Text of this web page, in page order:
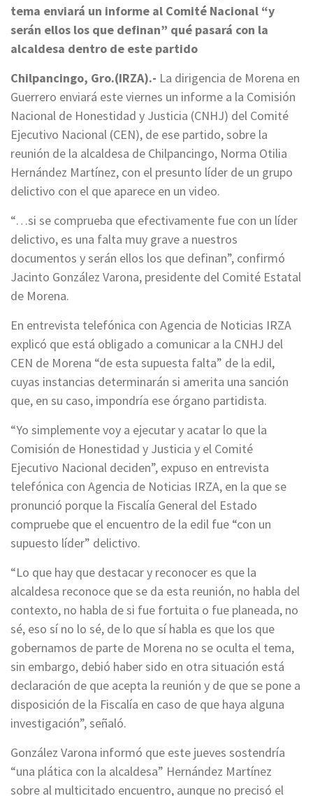
tema enviará un informe al Comité Nacional “y
serán ellos los que definan” qué pasará con la
alcaldesa dentro de este partido
Chilpancingo, Gro.(IRZA).- La dirigencia de Morena en
Guerrero enviará este viernes un informe a la Comisión
Nacional de Honestidad y Justicia (CNHJ) del Comité
Ejecutivo Nacional (CEN), de ese partido, sobre la
reunión de la alcaldesa de Chilpancingo, Norma Otilia
Hernández Martínez, con el presunto líder de un grupo
delictivo con el que aparece en un video.
“…si se comprueba que efectivamente fue con un líder
delictivo, es una falta muy grave a nuestros
documentos y serán ellos los que definan”, confirmó
Jacinto González Varona, presidente del Comité Estatal
de Morena.
En entrevista telefónica con Agencia de Noticias IRZA
explicó que está obligado a comunicar a la CNHJ del
CEN de Morena “de esta supuesta falta” de la edil,
cuyas instancias determinarán si amerita una sanción
que, en su caso, impondría ese órgano partidista.
“Yo simplemente voy a ejecutar y acatar lo que la
Comisión de Honestidad y Justicia y el Comité
Ejecutivo Nacional deciden”, expuso en entrevista
telefónica con Agencia de Noticias IRZA, en la que se
pronunció porque la Fiscalía General del Estado
compruebe que el encuentro de la edil fue “con un
supuesto líder” delictivo.
“Lo que hay que destacar y reconocer es que la
alcaldesa reconoce que se da esta reunión, no habla del
contexto, no habla de si fue fortuita o fue planeada, no
sé, eso sí no lo sé, de lo que sí habla es que los que
gobernamos de parte de Morena no se oculta el tema,
sin embargo, debió haber sido en otra situación está
declaración de que acepta la reunión y de que se pone a
disposición de la Fiscalía en caso de que haya alguna
investigación”, señaló.
González Varona informó que este jueves sostendría
“una plática con la alcaldesa” Hernández Martínez
sobre al multicitado encuentro, aunque no precisó el